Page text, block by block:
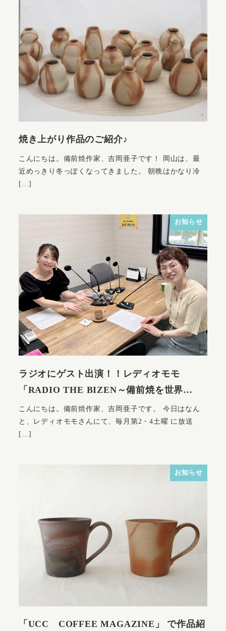
焼き上がり作品のご紹介♪
こんにちは。備前焼作家、吉岡亜子です！ 岡山は、最
近めっきり冬っぽくなってきました。 朝晩はかなり冷
[…]
お知らせ
ラジオにゲスト出演！！レディオモモ
「RADIO THE BIZEN～備前焼を世界…
こんにちは。備前焼作家、吉岡亜子です。 今日はなん
と、レディオモモさんにて、毎月第2・4土曜 に放送
[…]
お知らせ
「UCC COFFEE MAGAZINE」 で作品紹